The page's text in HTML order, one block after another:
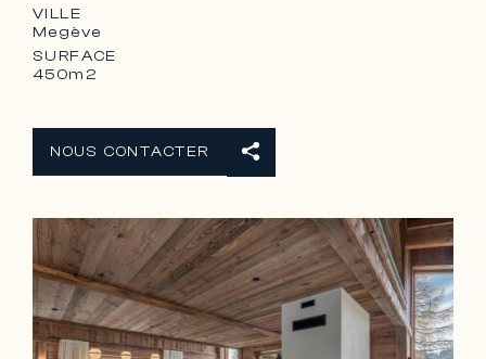
VILLE
Megève
SURFACE
450m2
NOUS CONTACTER